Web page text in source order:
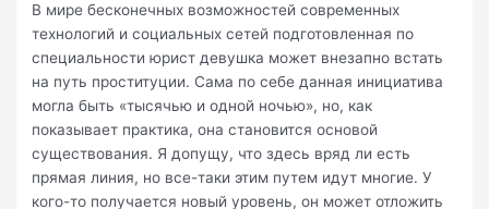
В мире бесконечных возможностей современных
технологий и социальных сетей подготовленная по
специальности юрист девушка может внезапно встать
на путь проституции. Сама по себе данная инициатива
могла быть «тысячью и одной ночью», но, как
показывает практика, она становится основой
существования. Я допущу, что здесь вряд ли есть
прямая линия, но все-таки этим путем идут многие. У
кого-то получается новый уровень, он может отложить